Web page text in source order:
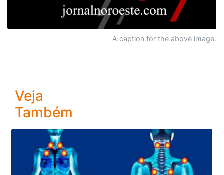
A caption for the above image.
Veja
Também